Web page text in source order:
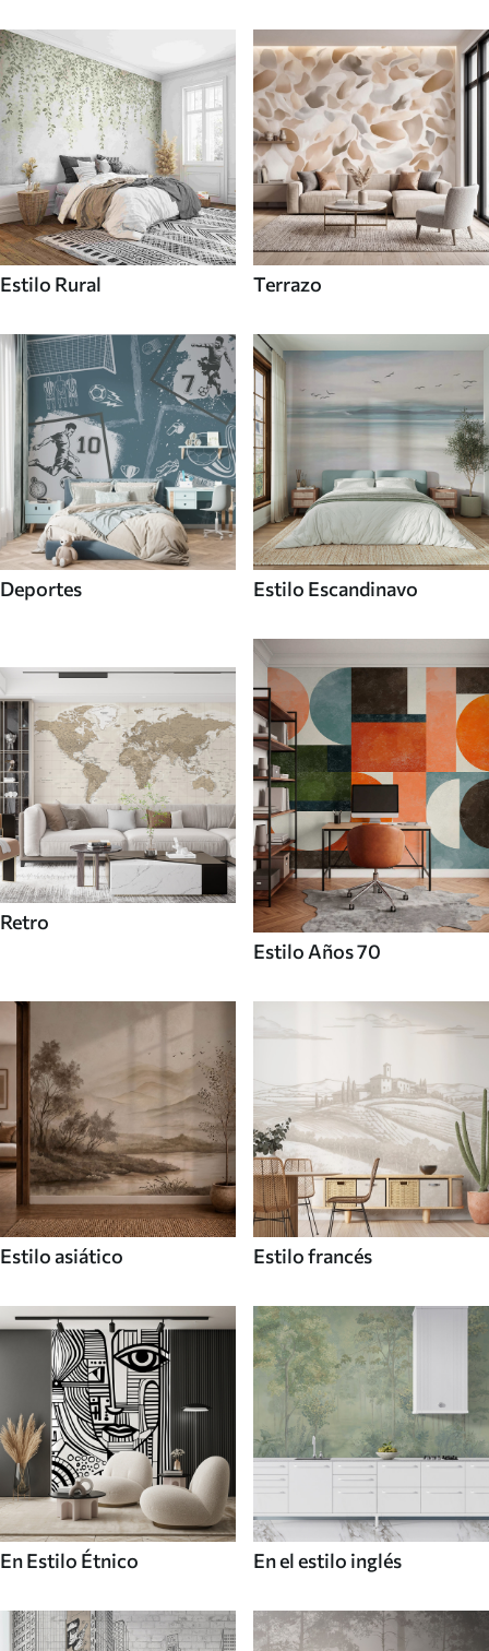
Estilo Rural Terrazo
Deportes Estilo Escandinavo
Retro
Estilo Años 70
Estilo asiático Estilo francés
En Estilo Étnico En el estilo inglés